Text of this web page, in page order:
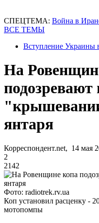
СПЕЦТЕМА: Война в
ВСЕ ТЕМЫ
Вступление Украины
На
подозревают
янтаря
Корреспондент.net, 14 мая
2
2142
Фото: radiotrek.rv.ua
Коп установил расценку -
мотопомпы